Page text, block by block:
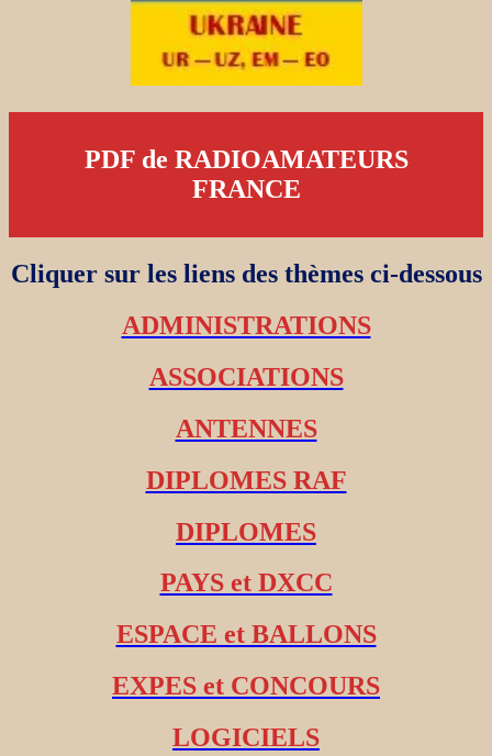
PDF de RADIOAMATEURS
FRANCE
Cliquer sur les liens des thèmes ci-dessous
ADMINISTRATIONS
ASSOCIATIONS
ANTENNES
DIPLOMES RAF
DIPLOMES
PAYS et DXCC
ESPACE et BALLONS
EXPES et CONCOURS
LOGICIELS